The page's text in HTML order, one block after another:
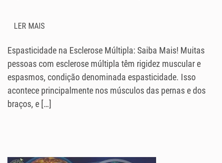
LER MAIS
Espasticidade na Esclerose Múltipla: Saiba Mais! Muitas
pessoas com esclerose múltipla têm rigidez muscular e
espasmos, condição denominada espasticidade. Isso
acontece principalmente nos músculos das pernas e dos
braços, e […]